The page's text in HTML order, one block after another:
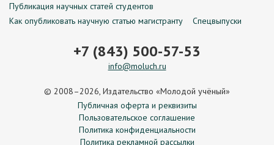
Публикация научных статей студентов
Как опубликовать научную статью магистранту
Спецвыпуски
+7 (843) 500-57-53
info@moluch.ru
© 2008–2026, Издательство «Молодой учёный»
Публичная оферта и реквизиты
Пользовательское соглашение
Политика конфиденциальности
Политика рекламной рассылки